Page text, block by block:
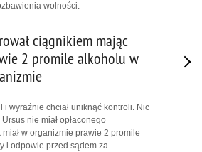
wolności.
ciągnikiem mając
2 promile alkoholu w
i wyraźnie chciał uniknąć kontroli. Nic
nie miał opłaconego
w organizmie prawie 2 promile
i odpowie przed sądem za